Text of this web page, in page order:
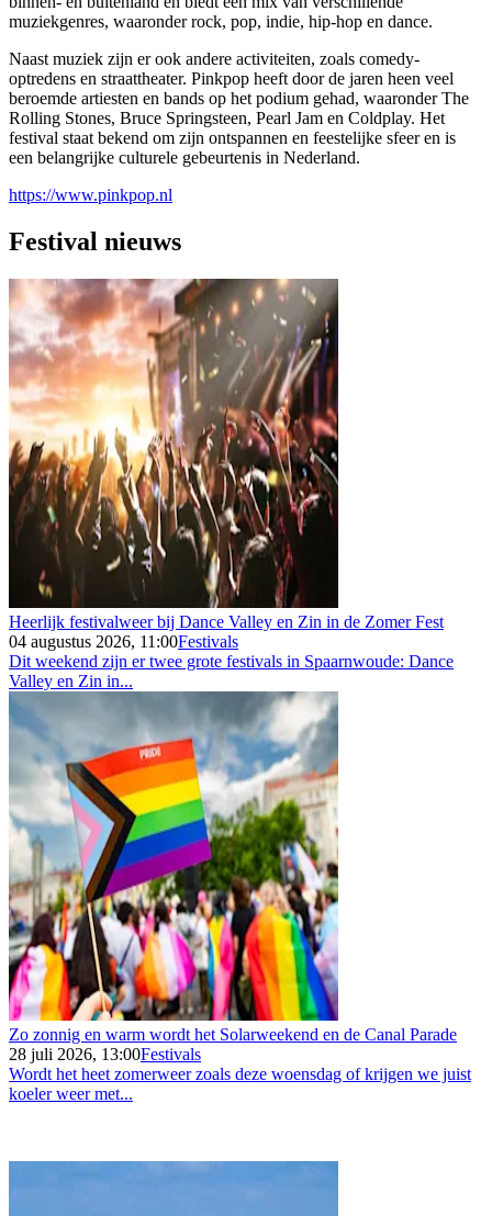
muziekgenres, waaronder rock, pop, indie, hip-hop en dance.
Naast muziek zijn er ook andere activiteiten, zoals comedy-
optredens en straattheater. Pinkpop heeft door de jaren heen veel
beroemde artiesten en bands op het podium gehad, waaronder The
Rolling Stones, Bruce Springsteen, Pearl Jam en Coldplay. Het
festival staat bekend om zijn ontspannen en feestelijke sfeer en is
een belangrijke culturele gebeurtenis in Nederland.
https://www.pinkpop.nl
Festival nieuws
Heerlijk festivalweer bij Dance Valley en Zin in de Zomer Fest
04 augustus 2026, 11:00Festivals
Dit weekend zijn er twee grote festivals in Spaarnwoude: Dance
Valley en Zin in...
Zo zonnig en warm wordt het Solarweekend en de Canal Parade
28 juli 2026, 13:00Festivals
Wordt het heet zomerweer zoals deze woensdag of krijgen we juist
koeler weer met...